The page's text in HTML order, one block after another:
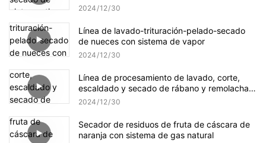
2024 12 30
Línea de lavado-trituración-pelado-secado
de nueces con sistema de vapor
2024 12 30
Línea de procesamiento de lavado, corte,
escaldado y secado de rábano y remolacha
azucarera
2024 12 30
Secador de residuos de fruta de cáscara de
naranja con sistema de gas natural